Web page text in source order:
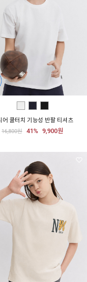
어 쿨터치 기능성 반팔 티셔츠
16,800원 41% 9,900원